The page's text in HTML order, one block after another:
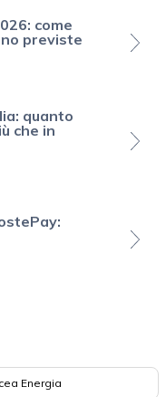
come
previste
quanto
che in
Energia